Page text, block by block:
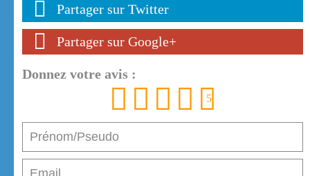
Partager sur Twitter
Partager sur Google+
Donnez votre avis :
5